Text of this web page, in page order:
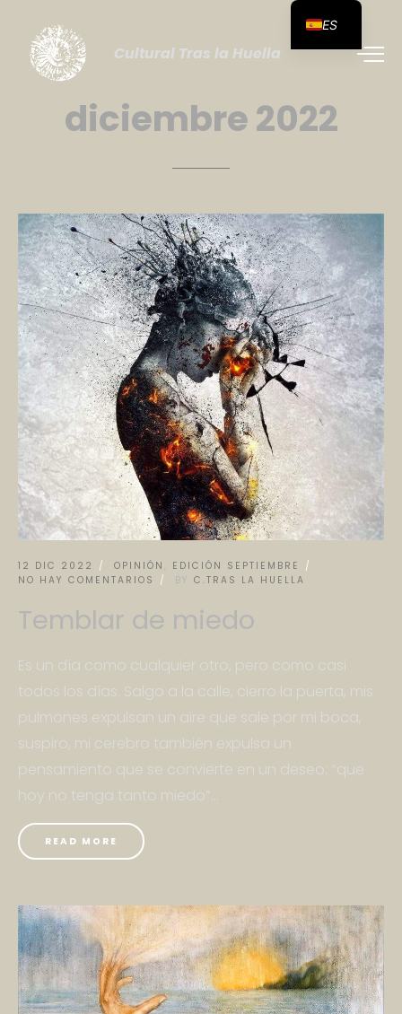
Cultural Tras la Huella
diciembre2022
12 DIC 2022 OPINIÓN
EDICIÓN SEPTIEMBRE
NO HAY COMENTARIOS
BY C.TRAS LA HUELLA
Temblar de miedo
Es un día como cualquier otro, pero como casi
todos los días. Salgo a la calle, cierro la puerta, mis
pulmones expulsan un aire que sale por mi boca,
suspiro, mi cerebro también expulsa un
pensamiento que se convierte en un deseo: “que
hoy no tenga tanto miedo”...
READ MORE
ES